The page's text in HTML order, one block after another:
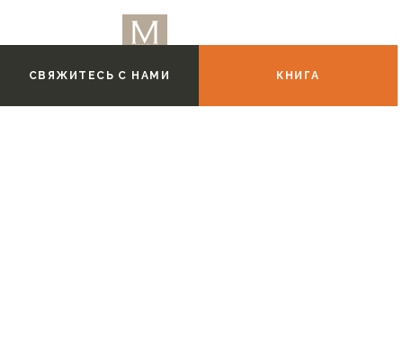
СВЯЖИТЕСЬ С НАМИ КНИГА